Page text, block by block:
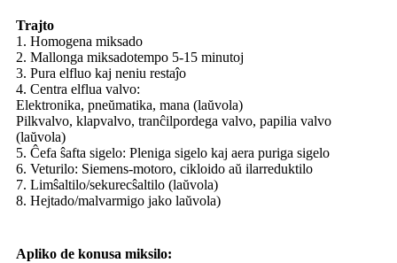
Trajto
1. Homogena miksado
2. Mallonga miksadotempo 5-15 minutoj
3. Pura elfluo kaj neniu restaĵo
4. Centra elflua valvo:
Elektronika, pneŭmatika, mana (laŭvola)
Pilkvalvo, klapvalvo, tranĉilpordega valvo, papilia valvo
(laŭvola)
5. Ĉefa ŝafta sigelo: Pleniga sigelo kaj aera puriga sigelo
6. Veturilo: Siemens-motoro, cikloido aŭ ilarreduktilo
7. Limŝaltilo/sekurecŝaltilo (laŭvola)
8. Hejtado/malvarmigo jako laŭvola)
Apliko de konusa miksilo: